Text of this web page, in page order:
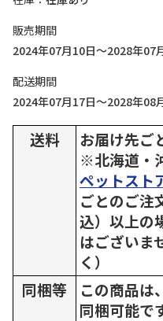
販売期間
2024年07月10日～2028年07
配送期間
2024年07月17日～2028年08
送料
お届け先ご
※北海道・
ペットスト
ごとのご注
込）以上の
はございま
く）
同梱等
この商品は、
同梱可能で